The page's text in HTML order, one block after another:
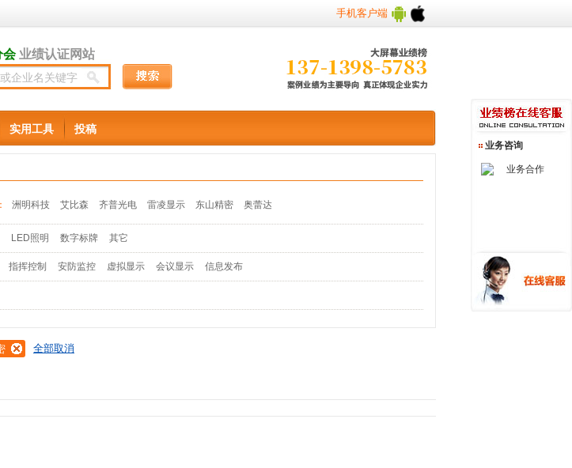
手机客户端
会业绩认证网站
实用工具 投稿
洲明科技 艾比森 齐普光电 雷凌显示 东山精密 奥蕾达
LED照明 数字标牌 其它
指挥控制 安防监控 虚拟显示 会议显示 信息发布
全部取消
业务咨询
业务合作